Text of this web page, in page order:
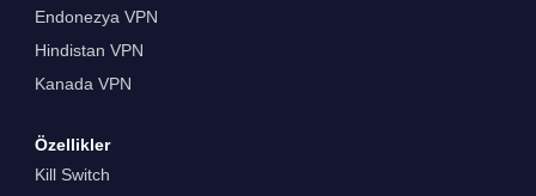
Endonezya VPN
Hindistan VPN
Kanada VPN
Özellikler
Kill Switch